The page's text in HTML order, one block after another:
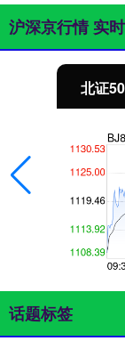
沪深京行情 实
北证50
话题标签